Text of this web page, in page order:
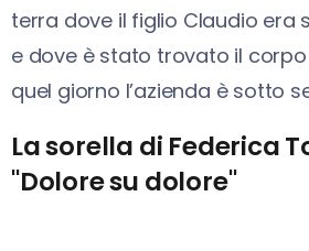
terra dove il figlio Claudio era
e dove è stato trovato il corpo
quel giorno l’azienda è sotto
La sorella di Federica
"Dolore su dolore"